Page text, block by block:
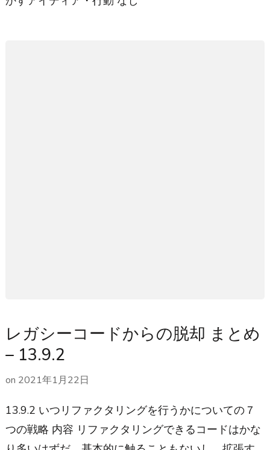
レガシーコードからの脱却 まとめ
– 13.9.2
on 2021年1月22日
13.9.2 いつリファクタリングを行うかについての７
つの戦略 内容 リファクタリングできるコードはかな